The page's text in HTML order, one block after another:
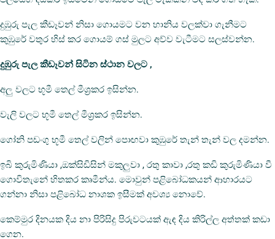
දුඹුරු පැල කීඩෑවන් නිසා ගොයමට වන හානිය වලක්වා ගැනීමට
කුඹුරේ වතුර හිස් කර ගොයම් ගස් මුලට අව්ව වැටීමට සලස්වන්න.
දුඹුරු පැල කීඩෑවන් සිටින ස්ථාන වලට ,
අලු වලට භූමී තෙල් මීශ්‍රකර ඉසින්න.
වැලි වලට භූමී තෙල් මීශ්‍රකර ඉසින්න.
ගෝනි පඩංගු භූමී තෙල් වලින් පොඟවා කුඹුරේ තැන් තැන් වල දමන්න.
ඉබි කුරුමිණියා ,ඔක්සිඩිසින් මකුලුවා , රතු කාවා ,රතු කඩි කුරුමිණියා වී
ගොවිතැනේ හිතකර කෘමීන්ය. මොවුන් පළිබෝධකයන් ආහාරයට
ගන්නා නිසා පළිබෝධ නාශක ඉසීමක් අවශ්‍ය නොවේ.
කෙම්මුර දිනයක දිය නා පිරිසිදු පිරුවටයක් ඇඳ දිය කිරිල්ල අත්තක් කඩා
ගෙන.